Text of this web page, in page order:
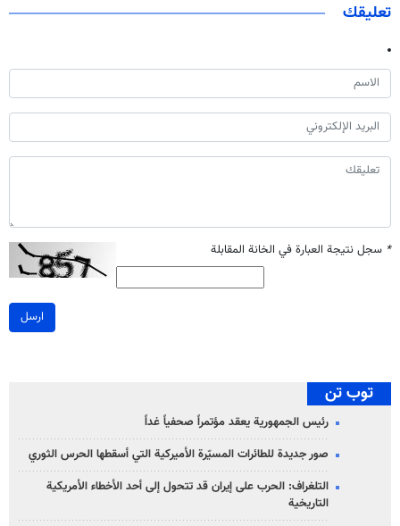
تعليقك
* سجل نتيجة العبارة في الخانة المقابلة
ارسل
توب تن
رئيس الجمهورية يعقد مؤتمراً صحفياً غداً
صور جديدة للطائرات المسيّرة الأميركية التي أسقطها الحرس الثوري
التلغراف: الحرب على إيران قد تتحول إلى أحد الأخطاء الأمريكية
التاريخية